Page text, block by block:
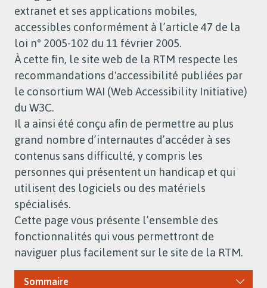
extranet et ses applications mobiles,
accessibles conformément à l’article 47 de la
loi n° 2005-102 du 11 février 2005.
À cette fin, le site web de la RTM respecte les
recommandations d'accessibilité publiées par
le consortium WAI (Web Accessibility Initiative)
du W3C.
Il a ainsi été conçu afin de permettre au plus
grand nombre d’internautes d’accéder à ses
contenus sans difficulté, y compris les
personnes qui présentent un handicap et qui
utilisent des logiciels ou des matériels
spécialisés.
Cette page vous présente l’ensemble des
fonctionnalités qui vous permettront de
naviguer plus facilement sur le site de la RTM.
Sommaire